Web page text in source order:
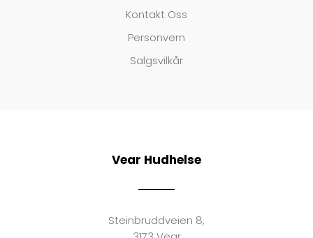
Kontakt Oss
Personvern
Salgsvilkår
Vear Hudhelse
Steinbruddveien 8,